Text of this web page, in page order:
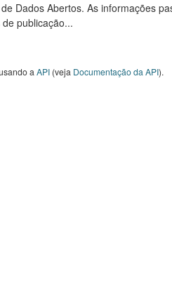
Dados Abertos. As informações
publicação...
a API(veja Documentação da API).